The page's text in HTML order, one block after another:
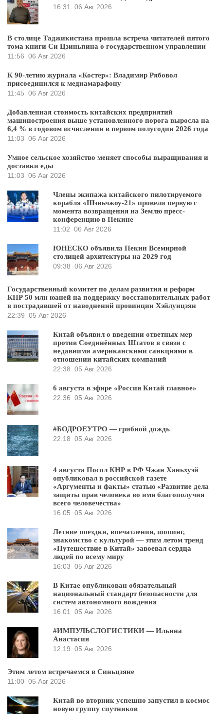
16:31 06 Авг 2026
В столице Таджикистана прошла встреча читателей пятого
тома книги Си Цзиньпина о государственном управлении
11:56 06 Авг 2026
К 90-летию журнала «Костер»: Владимир Рябовол
присоединился к медиамарафону
11:45 06 Авг 2026
Добавленная стоимость китайских предприятий
машиностроения выше установленного порога выросла на
6,4 % в годовом исчислении в первом полугодии 2026 года
11:03 06 Авг 2026
Умное сельское хозяйство меняет способы выращивания и
доставки еды
11:03 06 Авг 2026
Члены экипажа китайского пилотируемого
корабля «Шэньчжоу-21» провели первую с
момента возвращения на Землю пресс-
конференцию в Пекине
11:02 06 Авг 2026
ЮНЕСКО объявила Пекин Всемирной
столицей архитектуры на 2029 год
09:38 06 Авг 2026
Государственный комитет по делам развития и реформ
КНР 50 млн юаней на поддержку восстановительных работ
в пострадавшей от наводнений провинции Хэйлунцзян
22:39 05 Авг 2026
Китай объявил о введении ответных мер
против Соединённых Штатов в связи с
недавними американскими санкциями в
отношении китайских компаний
22:38 05 Авг 2026
6 августа в эфире «Россия Китай главное»
22:36 05 Авг 2026
#БОДРОЕУТРО — грибной дождь
22:18 05 Авг 2026
4 августа Посол КНР в РФ Чжан Ханьхуэй
опубликовал в российской газете
«Аргументы и факты» статью «Развитие дела
защиты прав человека во имя благополучия
всего человечества»
16:05 05 Авг 2026
Летние поездки, впечатления, шопинг,
знакомство с культурой — этим летом тренд
«Путешествие в Китай» завоевал сердца
людей по всему миру
16:03 05 Авг 2026
В Китае опубликован обязательный
национальный стандарт безопасности для
систем автономного вождения
16:01 05 Авг 2026
#ИМПУЛЬСЛОГИСТИКИ — Ильина
Анастасия
12:19 05 Авг 2026
Этим летом встречаемся в Синьцзяне
11:00 05 Авг 2026
Китай во вторник успешно запустил в космос
новую группу спутников